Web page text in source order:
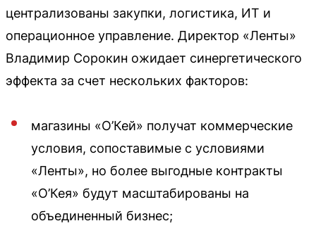
централизованы закупки, логистика, ИТ и
операционное управление. Директор «Ленты»
Владимир Сорокин ожидает синергетического
эффекта за счет нескольких факторов:
магазины «О’Кей» получат коммерческие
условия, сопоставимые с условиями
«Ленты», но более выгодные контракты
«О’Кея» будут масштабированы на
объединенный бизнес;